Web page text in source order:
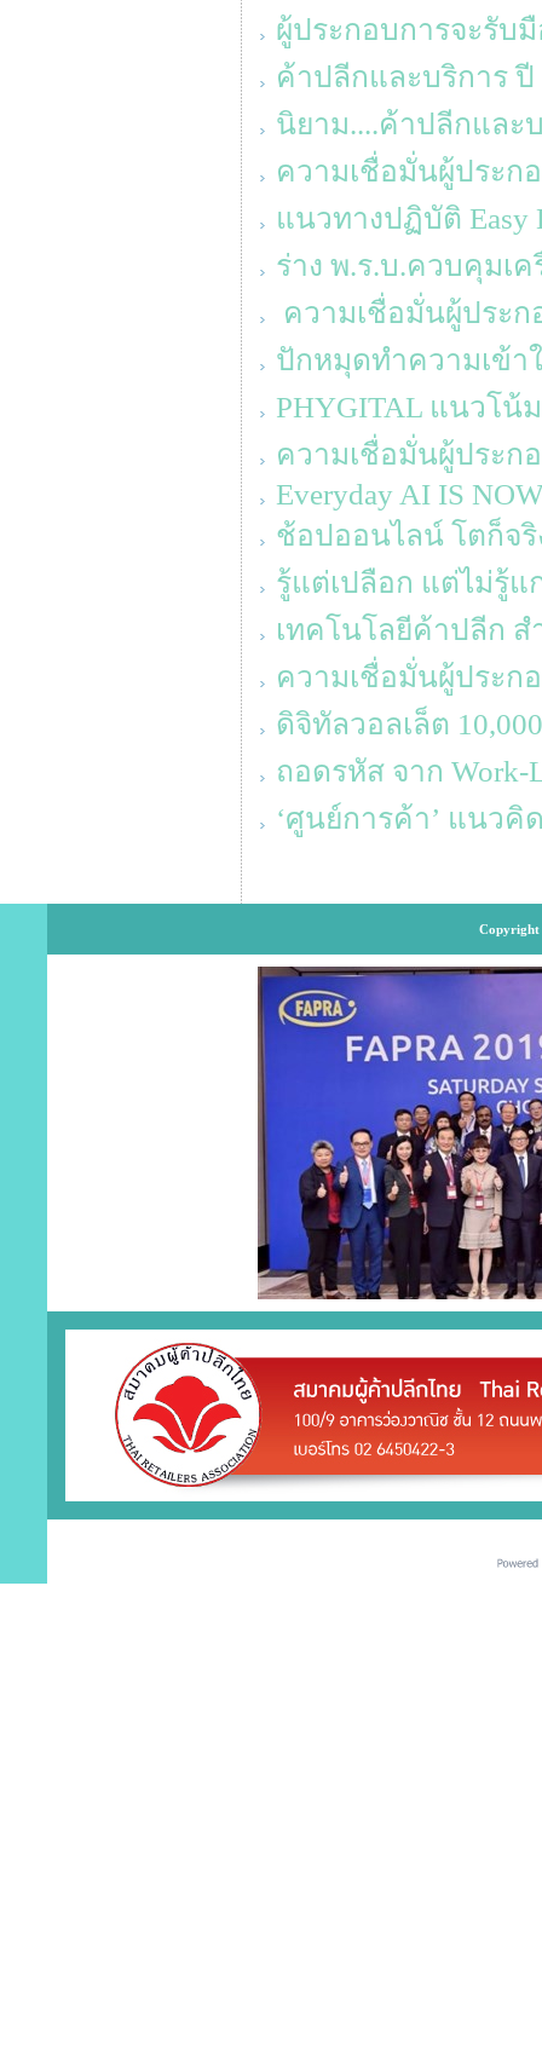
ผู้ประกอบการจะรับ
ค้าปลีกและบริการ ปี
นิยาม....ค้าปลีกและ
ความเชื่อมั่นผู้ประก
แนวทางปฏิบัติ Easy
ร่าง พ.ร.บ.ควบคุมเ
ความเชื่อมั่นผู้ประก
ปักหมุดทำความเข้า
PHYGITAL แนวโน้
ความเชื่อมั่นผู้ประก
Everyday AI IS
ช้อปออนไลน์ โตก็จ
รู้แต่เปลือก แต่ไม่รู้แ
เทคโนโลยีค้าปลีก ส
ความเชื่อมั่นผู้ประก
ดิจิทัลวอลเล็ต
ถอดรหัส จาก Work-
‘ศูนย์การค้า’ แนว
Copyright